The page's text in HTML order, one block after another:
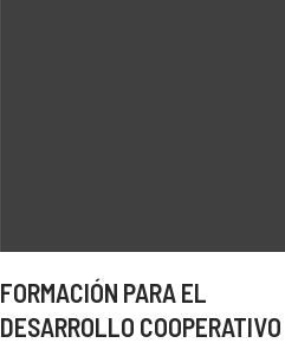
FORMACIÓN PARA EL
DESARROLLO COOPERATIVO